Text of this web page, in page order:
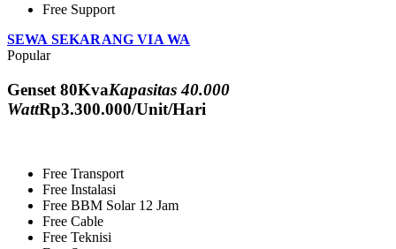
Free Support
SEWA SEKARANG VIA WA
Popular
Genset 80KvaKapasitas 40.000
WattRp3.300.000/Unit/Hari
Free Transport
Free Instalasi
Free BBM Solar 12 Jam
Free Cable
Free Teknisi